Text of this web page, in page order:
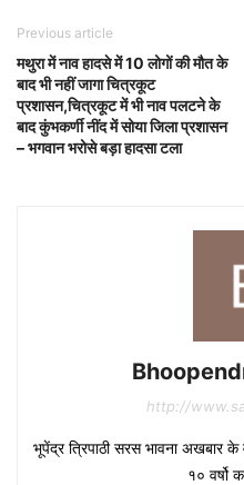
Previous article
मथुरा में नाव हादसे में 10 लोगों की मौत के
बाद भी नहीं जागा चित्रकूट
प्रशासन,चित्रकूट में भी नाव पलटने के
बाद कुंभकर्णी नींद में सोया जिला प्रशासन
– भगवान भरोसे बड़ा हादसा टला
http://
भूपेंद्र त्रिपाठी सरस भावना अखबार के
१० वर्षो